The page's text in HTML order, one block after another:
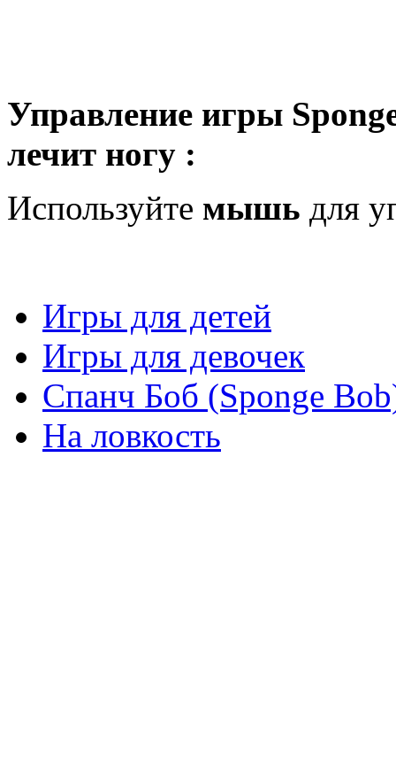
Управление игры
лечит ногу :
Используйте мышь для
Игры для детей
Игры для девочек
Спанч Боб (Sponge
На ловкость